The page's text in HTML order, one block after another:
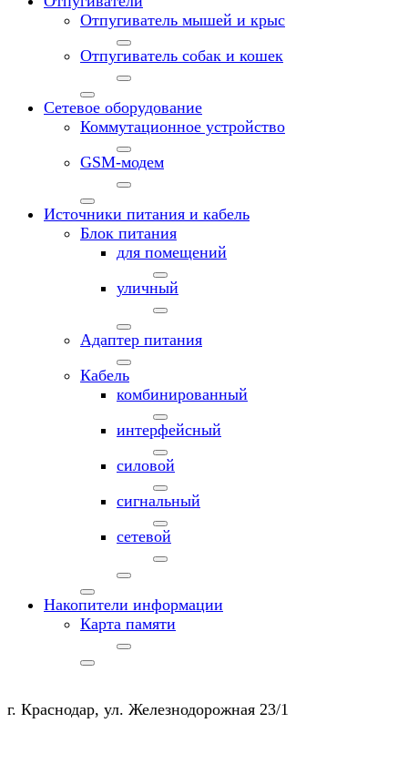
Отпугиватель мышей и крыс
Отпугиватель собак и кошек
Сетевое оборудование
Коммутационное устройство
GSM-модем
Источники питания и кабель
Блок питания
для помещений
уличный
Адаптер питания
Кабель
комбинированный
интерфейсный
силовой
сигнальный
сетевой
Накопители информации
Карта памяти
г. Краснодар, ул. Железнодорожная 23/1